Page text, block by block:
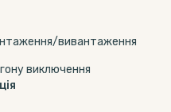
вивантаження
виключення